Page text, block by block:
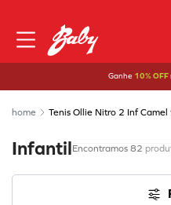
Ganhe 10% OFF
Tenis Ollie Nitro 2 Inf
Infantil 82